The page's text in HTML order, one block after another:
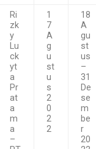
Ri
zk
y
Lu
ck
yt
a
Pr
at
a
m
a
–
1
7
A
g
u
st
u
s
2
0
2
2
18
A
gu
st
us
–
31
De
se
m
be
r
20